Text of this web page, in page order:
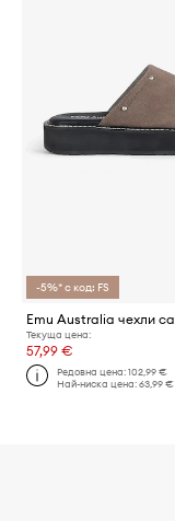
-5%* с код: FS
Текуща цена:
57,99 €
Редовна цена:102,99 €
Най-ниска цена:63,99 €